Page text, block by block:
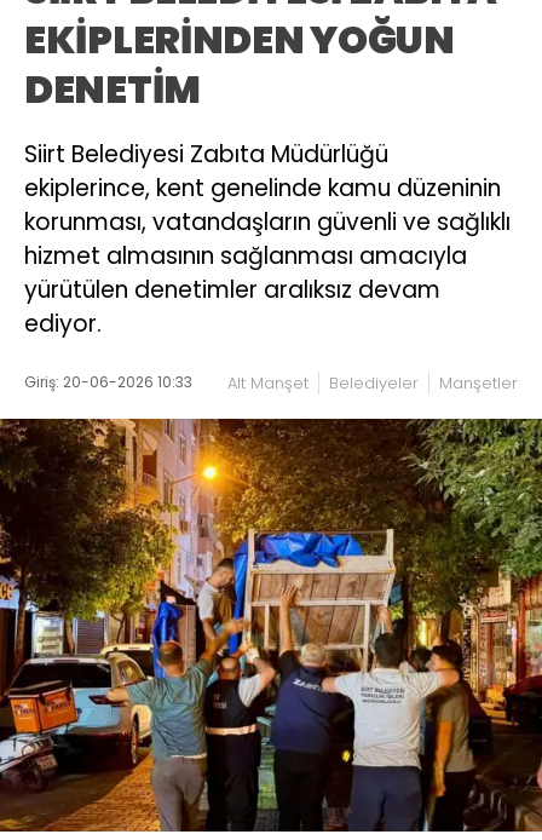
EKİPLERİNDEN YOĞUN
DENETİM
Siirt Belediyesi Zabıta Müdürlüğü
ekiplerince, kent genelinde kamu düzeninin
korunması, vatandaşların güvenli ve sağlıklı
hizmet almasının sağlanması amacıyla
yürütülen denetimler aralıksız devam
ediyor.
Giriş: 20-06-2026 10:33 Alt Manşet Belediyeler Manşetler